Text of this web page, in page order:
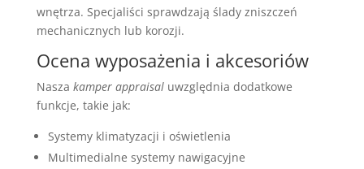
wnętrza. Specjaliści sprawdzają ślady zniszczeń
mechanicznych lub korozji.
Ocena wyposażenia i akcesoriów
Nasza kamper appraisaluwzględnia dodatkowe
funkcje, takie jak:
Systemy klimatyzacji i oświetlenia
Multimedialne systemy nawigacyjne